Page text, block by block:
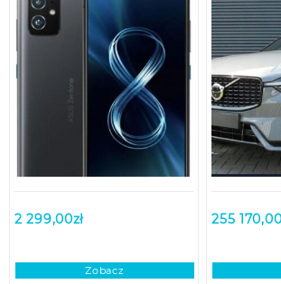
2 299,00zł
Zobacz
255